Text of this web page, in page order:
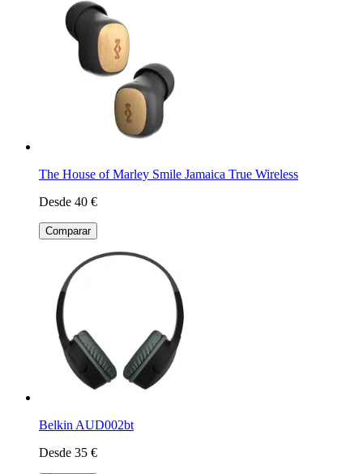
The House of Marley Smile Jamaica True Wireless
Desde 40 €
Comparar
Belkin AUD002bt
Desde 35 €